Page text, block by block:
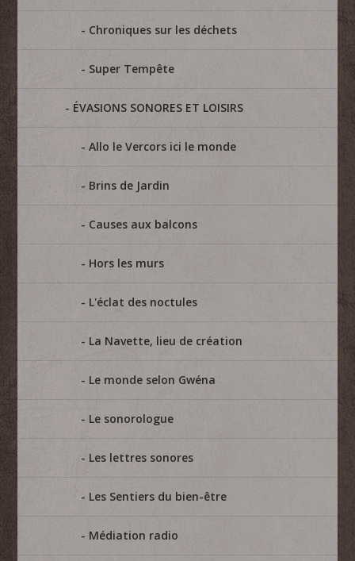
Chroniques sur les déchets
Super Tempête
ÉVASIONS SONORES ET LOISIRS
Allo le Vercors ici le monde
Brins de Jardin
Causes aux balcons
Hors les murs
L'éclat des noctules
La Navette, lieu de création
Le monde selon Gwéna
Le sonorologue
Les lettres sonores
Les Sentiers du bien-être
Médiation radio